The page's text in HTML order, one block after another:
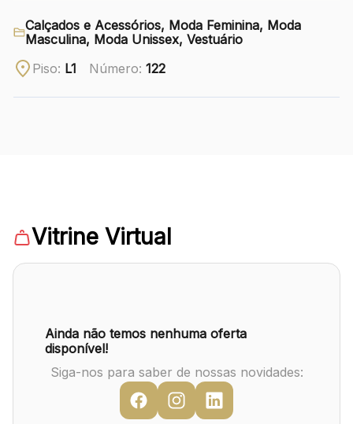
Ver local
Chamar Uber
Mapa Virtual
Calçados e Acessórios, Moda Feminina, Moda
Masculina, Moda Unissex, Vestuário
Piso: L1 Número: 122
Vitrine Virtual
Ainda não temos nenhuma oferta
disponível!
Siga-nos para saber de nossas novidades: